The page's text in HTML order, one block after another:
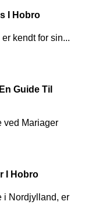
I Hobro
kendt for sin...
Guide Til
ved Mariager
I Hobro
i Nordjylland, er